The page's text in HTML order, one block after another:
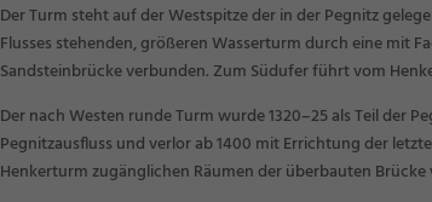
Der Turm steht auf der Westspitze der in der Pegnitz
Flusses stehenden, größeren Wasserturm durch eine mit
Sandsteinbrücke verbunden. Zum Südufer führt vom
Der nach Westen runde Turm wurde 1320–25 als Teil der
Pegnitzausfluss und verlor ab 1400 mit Errichtung der
Henkerturm zugänglichen Räumen der überbauten